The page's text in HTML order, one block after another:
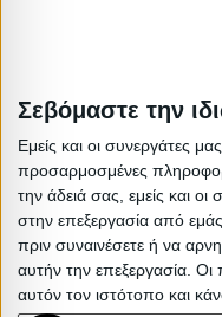
Σεβόμαστε την
Εμείς και οι συνεργάτες
προσαρμοσμένες
την άδειά σας, εμείς και
στην επεξεργασία από
πριν συναινέσετε ή να
αυτήν την επεξεργασία.
αυτόν τον ιστότοπο και
επιστροφών